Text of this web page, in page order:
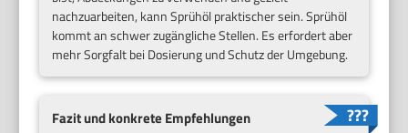
nachzuarbeiten, kann Sprühöl praktischer sein. Sprühöl
kommt an schwer zugängliche Stellen. Es erfordert aber
mehr Sorgfalt bei Dosierung und Schutz der Umgebung.
Fazit und konkrete Empfehlungen